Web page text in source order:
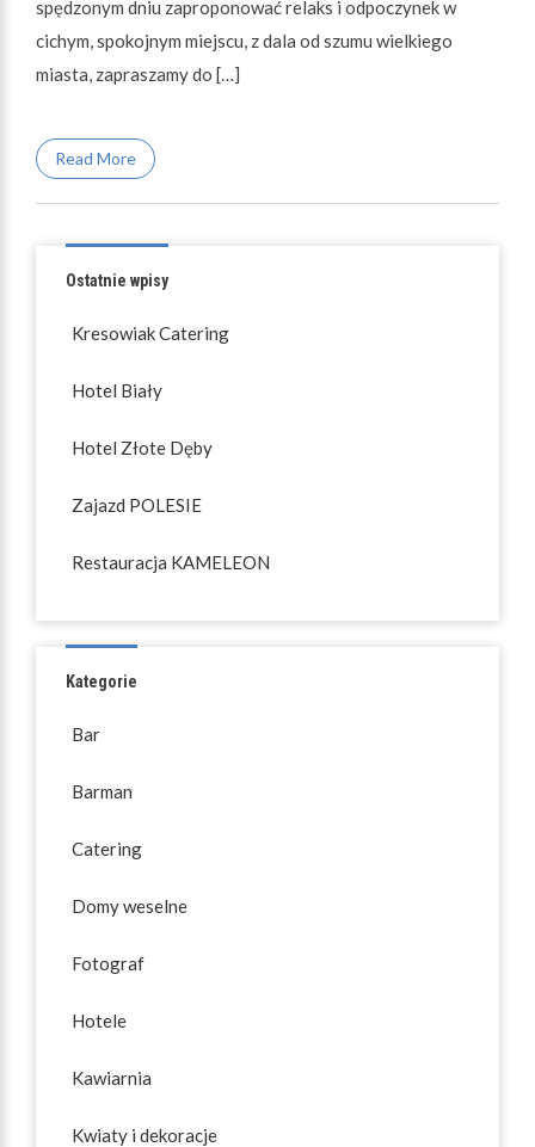
spędzonym dniu zaproponować relaks i odpoczynek w
cichym, spokojnym miejscu, z dala od szumu wielkiego
miasta, zapraszamy do […]
Read More
Ostatnie wpisy
Kresowiak Catering
Hotel Biały
Hotel Złote Dęby
Zajazd POLESIE
Restauracja KAMELEON
Kategorie
Bar
Barman
Catering
Domy weselne
Fotograf
Hotele
Kawiarnia
Kwiaty i dekoracje